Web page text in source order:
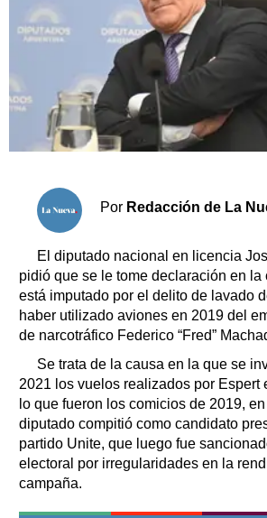
libre
Tecnología
Turismo
Salud
El tiempo
Cartón Lleno
Clasificados
Horóscopo
Servicios
Farmacias
Transportes
Loterías
Datos Útiles
Fúnebres
Edictos
Teléfonos
Por Redacción de La
El diputado nacional en licencia
pidió que se le tome declaración en la
está imputado por el delito de lavado
haber utilizado aviones en 2019 del
de narcotráfico Federico “Fred”
Se trata de la causa en la que se
2021 los vuelos realizados por Espert
lo que fueron los comicios de 2019,
diputado compitió como candidato
partido Unite, que luego fue
electoral por irregularidades en la
campaña.